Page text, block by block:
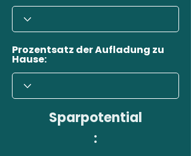
Prozentsatz der Aufladung zu
Hause:
Sparpotential
: